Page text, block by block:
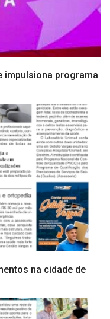
impulsiona programa
na cidade de